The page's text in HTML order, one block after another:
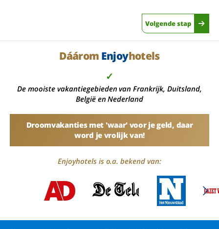
Volgende stap
Dáárom Enjoyhotels
✓
De mooiste vakantiegebieden van Frankrijk, Duitsland,
België en Nederland
Droomvakanties met 'waar' voor je geld, daar
word je vrolijk van!
Enjoyhotels is o.a. bekend van: